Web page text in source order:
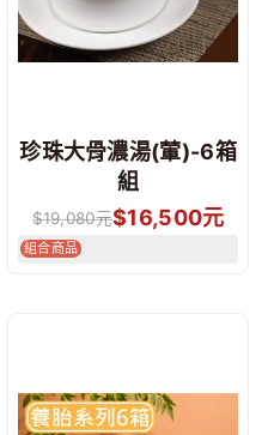
珍珠大骨濃湯(葷)-6箱
組
$19,080元$16,500元
組合商品